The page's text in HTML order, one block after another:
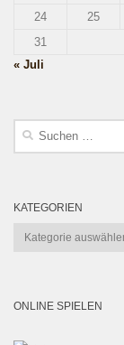
24
25
31
« Juli
Suchen
KATEGORIEN
Kategorien
ONLINE SPIELEN